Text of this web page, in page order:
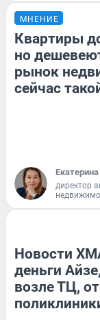
МНЕНИЕ
Квартиры
но
рынок
сейчас
директор
Новости
деньги
возле ТЦ,